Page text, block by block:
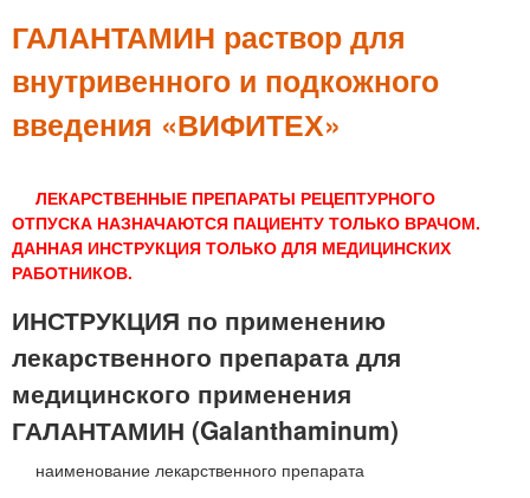
ГАЛАНТАМИН раствор для
внутривенного и подкожного
введения «ВИФИТЕХ»
ЛЕКАРСТВЕННЫЕ ПРЕПАРАТЫ РЕЦЕПТУРНОГО
ОТПУСКА НАЗНАЧАЮТСЯ ПАЦИЕНТУ ТОЛЬКО ВРАЧОМ.
ДАННАЯ ИНСТРУКЦИЯ ТОЛЬКО ДЛЯ МЕДИЦИНСКИХ
РАБОТНИКОВ.
ИНСТРУКЦИЯ по применению
лекарственного препарата для
медицинского применения
ГАЛАНТАМИН (Galanthaminum)
наименование лекарственного препарата